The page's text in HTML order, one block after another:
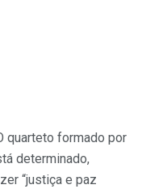
quarteto formado por
determinado,
“justiça e paz